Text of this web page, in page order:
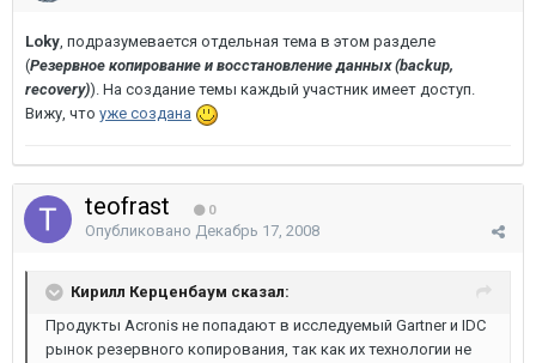
Loky, подразумевается отдельная тема в этом разделе
(Резервное копирование и восстановление данных (backup,
recovery)). На создание темы каждый участник имеет доступ.
Вижу, что уже создана
teofrast 0
Опубликовано Декабрь 17, 2008
Кирилл Керценбаум сказал:
Продукты Acronis не попадают в исследуемый Gartner и IDC
рынок резервного копирования, так как их технологии не